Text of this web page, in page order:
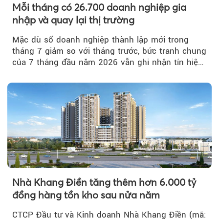
Mỗi tháng có 26.700 doanh nghiệp gia
nhập và quay lại thị trường
Mặc dù số doanh nghiệp thành lập mới trong
tháng 7 giảm so với tháng trước, bức tranh chung
của 7 tháng đầu năm 2026 vẫn ghi nhận tín hiệu
Nhà Khang Điền tăng thêm hơn 6.000 tỷ
đồng hàng tồn kho sau nửa năm
CTCP Đầu tư và Kinh doanh Nhà Khang Điền (mã: